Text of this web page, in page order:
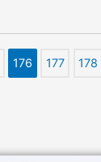
176 177 178